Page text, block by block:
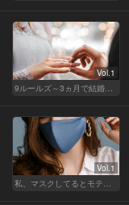
Vol.1
9ルールズ～3ヵ月で結婚する方法～
Vol.1
私、マスクしてるとモテるんです